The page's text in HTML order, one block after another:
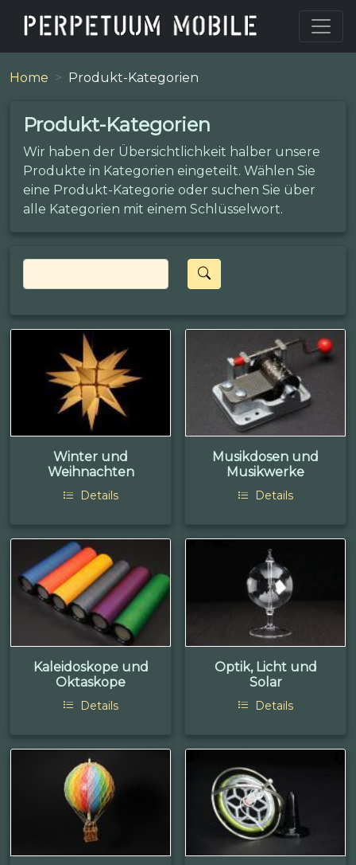
Home Produkt-Kategorien
Produkt-Kategorien
Wir haben der Übersichtlichkeit halber unsere
Produkte in Kategorien eingeteilt. Wählen Sie
eine Produkt-Kategorie oder suchen Sie über
alle Kategorien mit einem Schlüsselwort.
Winter und
Weihnachten
Details
Musikdosen und
Musikwerke
Details
Kaleidoskope und
Oktaskope
Details
Optik, Licht und
Solar
Details